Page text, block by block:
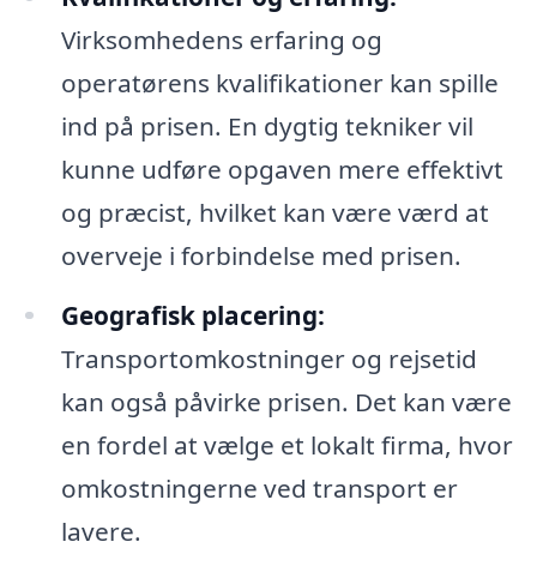
Virksomhedens erfaring og
operatørens kvalifikationer kan spille
ind på prisen. En dygtig tekniker vil
kunne udføre opgaven mere effektivt
og præcist, hvilket kan være værd at
overveje i forbindelse med prisen.
Geografisk placering:
Transportomkostninger og rejsetid
kan også påvirke prisen. Det kan være
en fordel at vælge et lokalt firma, hvor
omkostningerne ved transport er
lavere.